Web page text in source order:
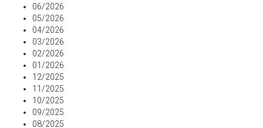
06/2026
05/2026
04/2026
03/2026
02/2026
01/2026
12/2025
11/2025
10/2025
09/2025
08/2025